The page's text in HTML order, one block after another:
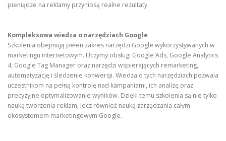
pieniądze na reklamy przyniosą realne rezultaty.
Kompleksowa wiedza o narzędziach Google
Szkolenia obejmują pełen zakres narzędzi Google wykorzystywanych w
marketingu internetowym. Uczymy obsługi Google Ads, Google Analytics
4, Google Tag Manager oraz narzędzi wspierających remarketing,
automatyzację i śledzenie konwersji. Wiedza o tych narzędziach pozwala
uczestnikom na pełną kontrolę nad kampaniami, ich analizę oraz
precyzyjne optymalizowanie wyników. Dzięki temu szkolenia są nie tylko
nauką tworzenia reklam, lecz również nauką zarządzania całym
ekosystemem marketingowym Google.